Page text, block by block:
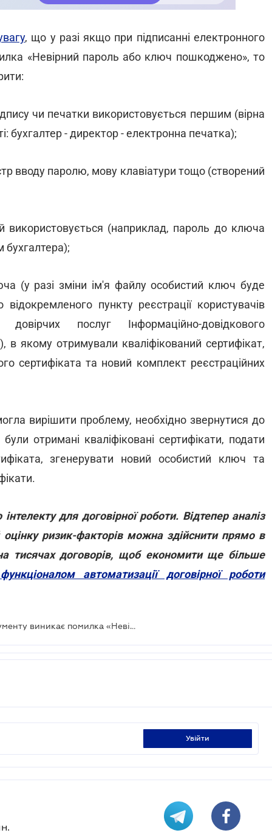
, що у разі якщо при підписанні електронного
«Невірний пароль або ключ пошкоджено», то
чи печатки використовується першим (вірна
бухгалтер - директор - електронна печатка);
вводу паролю, мову клавіатури тощо (створений
використовується (наприклад, пароль до ключа
бухгалтера);
(у разі зміни ім'я файлу особистий ключ буде
пункту реєстрації користувачів
послуг Інформаційно-довідкового
отримували кваліфікований сертифікат,
сертифіката та новий комплект реєстраційних
вирішити проблему, необхідно звернутися до
отримані кваліфіковані сертифікати, подати
згенерувати новий особистий ключ та
для договірної роботи. Відтепер аналіз
оцінку ризик-факторів можна здійснити прямо в
тисячах договорів, щоб економити ще більше
автоматизації договірної роботи
При підписанні електронного документу виникає помилка «Невірний пароль або ключ пошкоджено»: як діяти
увійти